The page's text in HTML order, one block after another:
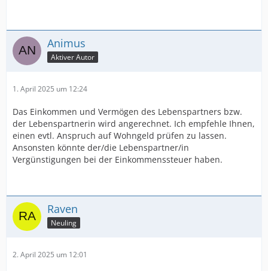
Animus
Aktiver Autor
1. April 2025 um 12:24
Das Einkommen und Vermögen des Lebenspartners bzw.
der Lebenspartnerin wird angerechnet. Ich empfehle Ihnen,
einen evtl. Anspruch auf Wohngeld prüfen zu lassen.
Ansonsten könnte der/die Lebenspartner/in
Vergünstigungen bei der Einkommenssteuer haben.
Raven
Neuling
2. April 2025 um 12:01